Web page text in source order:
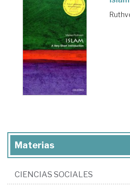
Materias
CIENCIAS SOCIALES